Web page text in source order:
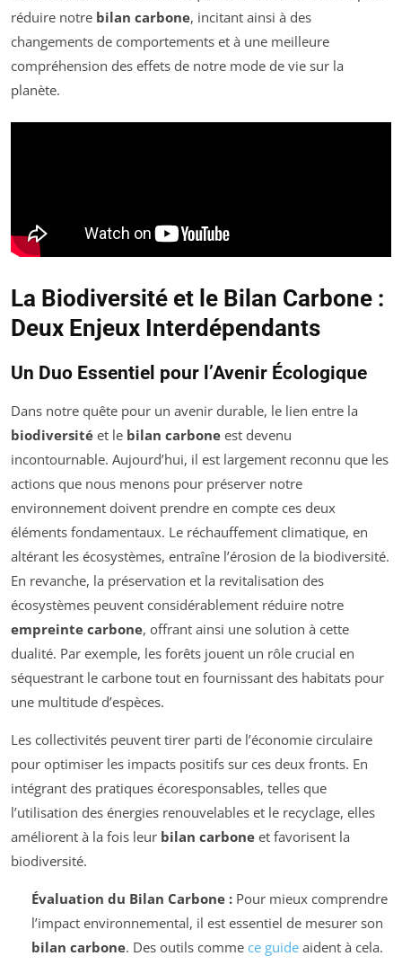
réduire notre bilan carbone, incitant ainsi à des
changements de comportements et à une meilleure
compréhension des effets de notre mode de vie sur la
planète.
La Biodiversité et le Bilan Carbone :
Deux Enjeux Interdépendants
Un Duo Essentiel pour l’Avenir Écologique
Dans notre quête pour un avenir durable, le lien entre la
biodiversité et le bilan carbone est devenu
incontournable. Aujourd’hui, il est largement reconnu que les
actions que nous menons pour préserver notre
environnement doivent prendre en compte ces deux
éléments fondamentaux. Le réchauffement climatique, en
altérant les écosystèmes, entraîne l’érosion de la biodiversité.
En revanche, la préservation et la revitalisation des
écosystèmes peuvent considérablement réduire notre
empreinte carbone, offrant ainsi une solution à cette
dualité. Par exemple, les forêts jouent un rôle crucial en
séquestrant le carbone tout en fournissant des habitats pour
une multitude d’espèces.
Les collectivités peuvent tirer parti de l’économie circulaire
pour optimiser les impacts positifs sur ces deux fronts. En
intégrant des pratiques écoresponsables, telles que
l’utilisation des énergies renouvelables et le recyclage, elles
améliorent à la fois leur bilan carbone et favorisent la
biodiversité.
Évaluation du Bilan Carbone :Pour mieux comprendre
l’impact environnemental, il est essentiel de mesurer son
bilan carbone. Des outils comme ce guideaident à cela.